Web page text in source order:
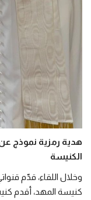
هدية رمزية نموذج
الكنيسة
وخلال اللقاء، قدّم
كنيسة المهد، أقدم